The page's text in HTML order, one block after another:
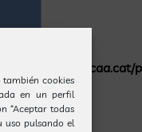
cookies
en un perfil
“Aceptar todas
uso pulsando el
http://www.fecaa.cat/